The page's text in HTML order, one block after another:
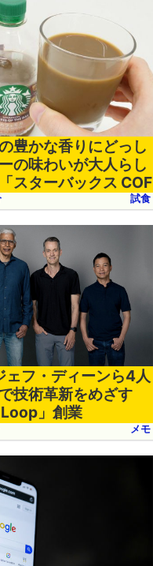
豊かな香りにどっし
の味わいが大人らし
スターバックス COF
カフェモカ」試飲
試食
フ・ディーンら4人
技術革新をめざす
」創業
メモ